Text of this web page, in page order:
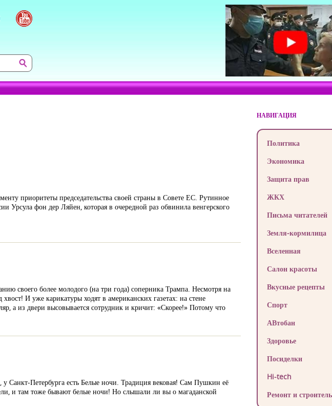
приоритеты председательства своей страны в Совете ЕС. Рутинное
Урсула фон дер Ляйен, которая в очередной раз обвинила венгерского
своего более молодого (на три года) соперника Трампа. Несмотря на
И уже карикатуры ходят в американских газетах: на стене
а из двери высовывается сотрудник и кричит: «Скорее!» Потому что
Санкт-Петербурга есть Белые ночи. Традиция вековая! Сам Пушкин её
и там тоже бывают белые ночи! Но слышали ли вы о магаданской
НАВИГАЦИЯ
Политика
Экономика
Защита прав
ЖКХ
Письма читателей
Земля-кормилица
Вселенная
Салон красоты
Вкусные рецепты
Спорт
АВтобан
Здоровье
Посиделки
Hi-tech
Ремонт и